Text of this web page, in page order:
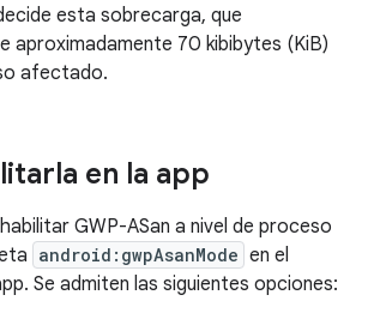
esta sobrecarga, que
aproximadamente 70 kibibytes (KiB)
afectado.
en la app
GWP-ASan a nivel de proceso
android:gwpAsanMode en el
Se admiten las siguientes opciones: